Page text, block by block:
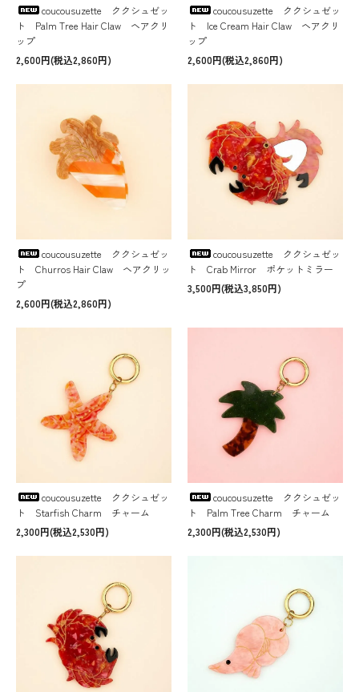
coucousuzette ククシュゼッ
ト Palm Tree Hair Claw ヘアクリ
ップ
2,600円(税込2,860円)
coucousuzette ククシュゼッ
ト Ice Cream Hair Claw ヘアクリ
ップ
2,600円(税込2,860円)
coucousuzette ククシュゼッ
ト Churros Hair Claw ヘアクリッ
プ
2,600円(税込2,860円)
coucousuzette ククシュゼッ
ト Crab Mirror ポケットミラー
3,500円(税込3,850円)
coucousuzette ククシュゼッ
ト Starfish Charm チャーム
2,300円(税込2,530円)
coucousuzette ククシュゼッ
ト Palm Tree Charm チャーム
2,300円(税込2,530円)